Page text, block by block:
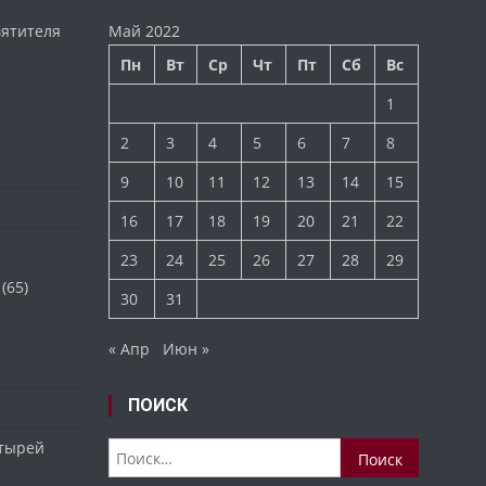
Май 2022
Пн
Вт Ср Чт Пт Сб
Вс
1
2
3 4 5 6 7
8
9
10 11 12 13 14
15
16
17 18 19 20 21
22
23
24 25 26 27 28
29
30
31
« Апр Июн »
ПОИСК
Найти: